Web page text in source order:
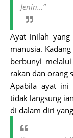
Jenin…”
Ayat inilah
manusia.
berbunyi
rakan dan orang
Apabila ayat ini
tidak langsung
di dalam diri